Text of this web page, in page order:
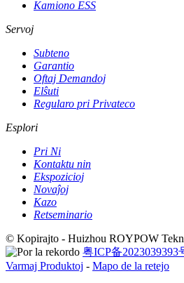
Kamiono ESS
Servoj
Subteno
Garantio
Oftaj Demandoj
Elŝuti
Regularo pri Privateco
Esplori
Pri Ni
Kontaktu nin
Ekspozicioj
Novaĵoj
Kazo
Retseminario
© Kopirajto - Huizhou ROYPOW
粤ICP备2023039393
Varmaj Produktoj - Mapo de la retejo